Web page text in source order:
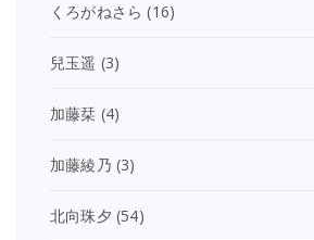
くろがねさら (16)
兒玉遥 (3)
加藤栞 (4)
加藤綾乃 (3)
北向珠夕 (54)